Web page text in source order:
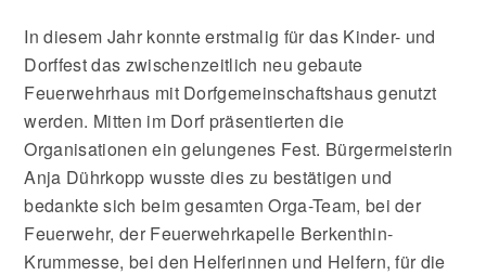
In diesem Jahr konnte erstmalig für das Kinder- und
Dorffest das zwischenzeitlich neu gebaute
Feuerwehrhaus mit Dorfgemeinschaftshaus genutzt
werden. Mitten im Dorf präsentierten die
Organisationen ein gelungenes Fest. Bürgermeisterin
Anja Dührkopp wusste dies zu bestätigen und
bedankte sich beim gesamten Orga-Team, bei der
Feuerwehr, der Feuerwehrkapelle Berkenthin-
Krummesse, bei den Helferinnen und Helfern, für die